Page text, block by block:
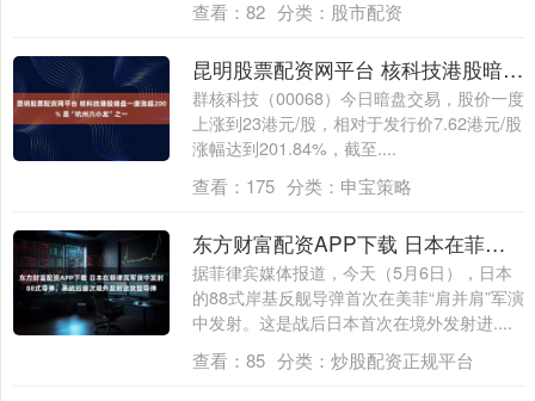
查看： 82 分类： 股市配资
昆明股票配资网平台 核科技港股暗盘一度涨超200% 是“杭州六小龙”之一
群核科技（00068）今日暗盘交易，股价一度
上涨到23港元/股，相对于发行价7.62港元/股
涨幅达到201.84%，截至....
查看： 175 分类： 申宝策略
东方财富配资APP下载 日本在菲律宾军演中发射88式导弹，系战后首次境外发射进攻型导弹
据菲律宾媒体报道，今天（5月6日），日本
的88式岸基反舰导弹首次在美菲“肩并肩”军演
中发射。这是战后日本首次在境外发射进....
查看： 85 分类： 炒股配资正规平台